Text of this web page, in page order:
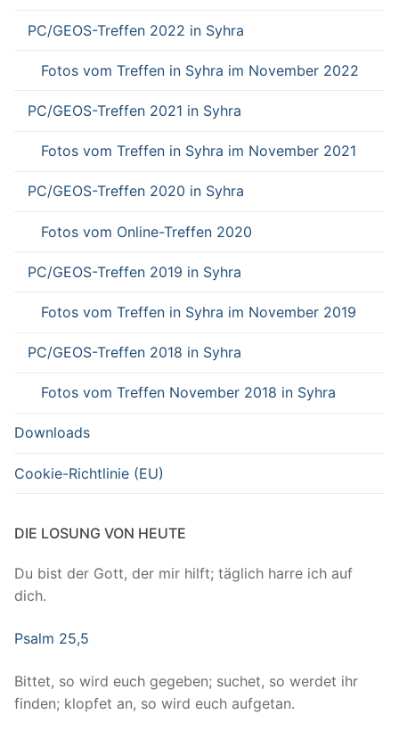
PC/GEOS-Treffen 2022 in Syhra
Fotos vom Treffen in Syhra im November 2022
PC/GEOS-Treffen 2021 in Syhra
Fotos vom Treffen in Syhra im November 2021
PC/GEOS-Treffen 2020 in Syhra
Fotos vom Online-Treffen 2020
PC/GEOS-Treffen 2019 in Syhra
Fotos vom Treffen in Syhra im November 2019
PC/GEOS-Treffen 2018 in Syhra
Fotos vom Treffen November 2018 in Syhra
Downloads
Cookie-Richtlinie (EU)
DIE LOSUNG VON HEUTE
Du bist der Gott, der mir hilft; täglich harre ich auf
dich.
Psalm 25,5
Bittet, so wird euch gegeben; suchet, so werdet ihr
finden; klopfet an, so wird euch aufgetan.